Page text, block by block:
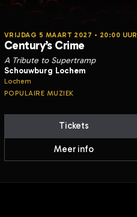
VRIJDAG 5 MAART 2027 • 20:00 UUR
Century’s Crime
A Tribute to Supertramp
Schouwburg Lochem
Lochem
POPULAIRE MUZIEK
Tickets
Meer info